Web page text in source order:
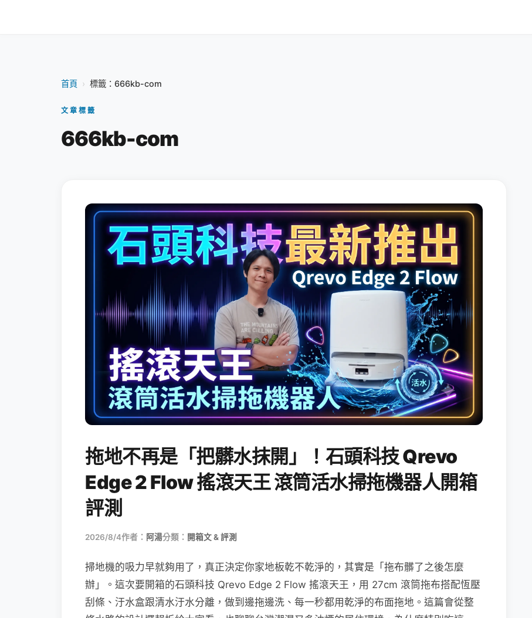
首頁 › 標籤：666kb-com
文章標籤
666kb-com
拖地不再是「把髒水抹開」！石頭科技 Qrevo
Edge 2 Flow 搖滾天王 滾筒活水掃拖機器人開箱
評測
2026/8/4作者： 阿湯分類： 開箱文 & 評測
掃地機的吸力早就夠用了，真正決定你家地板乾不乾淨的，其實是「拖布髒了之後怎麼
辦」。這次要開箱的石頭科技 Qrevo Edge 2 Flow 搖滾天王，用 27cm 滾筒拖布搭配恆壓
刮條、汙水盒跟清水汙水分離，做到邊拖邊洗、每一秒都用乾淨的布面拖地。這篇會從整